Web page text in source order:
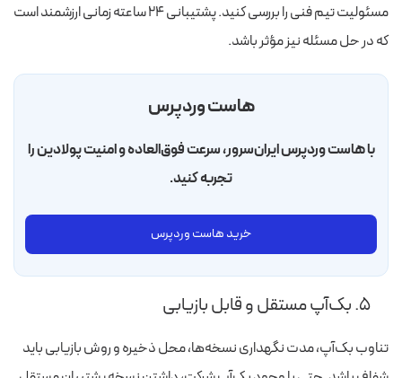
مسئولیت تیم فنی را بررسی کنید. پشتیبانی ۲۴ ساعته زمانی ارزشمند است
که در حل مسئله نیز مؤثر باشد.
هاست وردپرس
با هاست وردپرس ایران‌سرور، سرعت فوق‌العاده و امنیت پولادین را
تجربه کنید.
خرید هاست وردپرس
۵. بک‌آپ مستقل و قابل بازیابی
تناوب بک‌آپ، مدت نگهداری نسخه‌ها، محل ذخیره و روش بازیابی باید